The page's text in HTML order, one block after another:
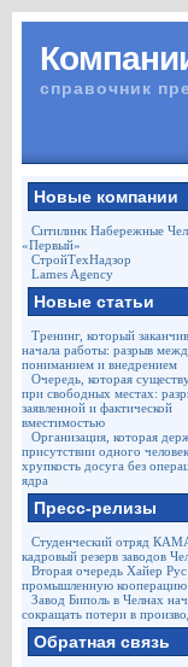
справочник
Новые компании
Ситилинк Набережные
«Первый»
СтройТехНадзор
Lames Agency
Новые статьи
Тренинг, который
начала работы: разрыв
пониманием и внедрением
Очередь, которая
при свободных местах:
заявленной и фактической
вместимостью
Организация, которая
присутствии одного
хрупкость досуга без
ядра
Пресс-релизы
Студенческий отряд
кадровый резерв заводов
Вторая очередь Хайер
промышленную кооперацию
Завод Биполь в Челнах
сокращать потери в
Обратная связь